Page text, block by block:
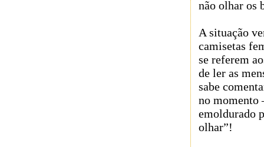
não olhar os
A situação
camisetas
se referem
de ler as
sabe
no momento
emoldurado
olhar”!